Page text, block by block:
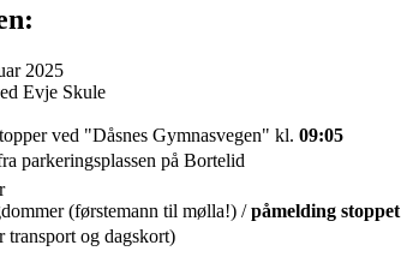
2025
Evje Skule
ved "Dåsnes Gymnasvegen" kl. 09:05
parkeringsplassen på Bortelid
(førstemann til mølla!) /påmelding stoppet
transport og dagskort)